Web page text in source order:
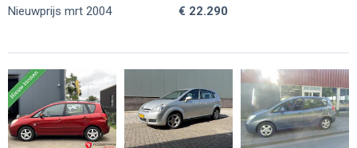
Nieuwprijs mrt 2004
€ 22.290